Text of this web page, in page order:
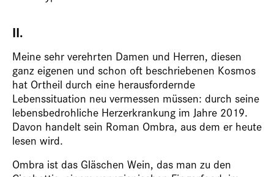
II.
Meine sehr verehrten Damen und Herren, diesen
ganz eigenen und schon oft beschriebenen Kosmos
hat Ortheil durch eine herausfordernde
Lebenssituation neu vermessen müssen: durch seine
lebensbedrohliche Herzerkrankung im Jahre 2019.
Davon handelt sein Roman Ombra, aus dem er heute
lesen wird.
Ombra ist das Gläschen Wein, das man zu den